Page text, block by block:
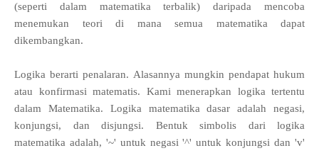
(seperti dalam matematika terbalik) daripada mencoba
menemukan teori di mana semua matematika dapat
dikembangkan.
Logika berarti penalaran. Alasannya mungkin pendapat hukum
atau konfirmasi matematis. Kami menerapkan logika tertentu
dalam Matematika. Logika matematika dasar adalah negasi,
konjungsi, dan disjungsi. Bentuk simbolis dari logika
matematika adalah, '~' untuk negasi '^' untuk konjungsi dan 'v'